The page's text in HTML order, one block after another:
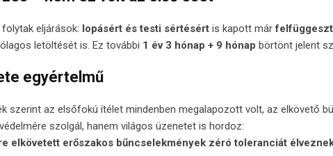
eljárások: lopásért és testi sértésért is kapott már
letöltését is. Ez további 1 év 3 hónap + 9 hónap börtönt jelent
egyértelmű
szerint az elsőfokú ítélet mindenben megalapozott volt, az elkövető
szolgál, hanem világos üzenetet is hordoz:
elkövetett erőszakos bűncselekmények zéró toleranciát